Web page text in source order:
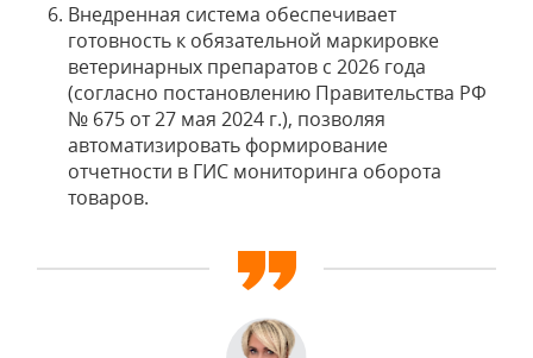
Внедренная система обеспечивает
готовность к обязательной маркировке
ветеринарных препаратов с 2026 года
(согласно постановлению Правительства РФ
№ 675 от 27 мая 2024 г.), позволяя
автоматизировать формирование
отчетности в ГИС мониторинга оборота
товаров.